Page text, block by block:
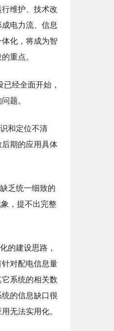
维护、技术改
电力流、信息
化，将成为智
重点。
经全面开始，
题。
和定位不清
期的应用具体
乏统一细致的
，提不出完整
的建设思路，
对配电信息量
系统的相关数
的信息缺口很
无法实用化。